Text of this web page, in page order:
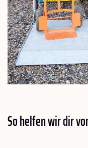
So helfen wir dir